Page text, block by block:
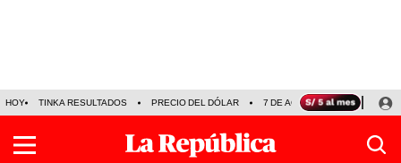
HOY TINKA RESULTADOS PRECIO DEL DÓLAR 7 DE AGOSTO OLLANTA